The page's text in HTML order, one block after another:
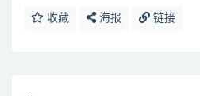
收藏 海报 链接